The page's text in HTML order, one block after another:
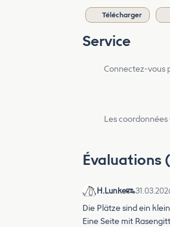
Télécharger
Service
Connectez-vous
Les
Évaluations
H.Lunke
Die Plätze sind ein
Eine Seite mit